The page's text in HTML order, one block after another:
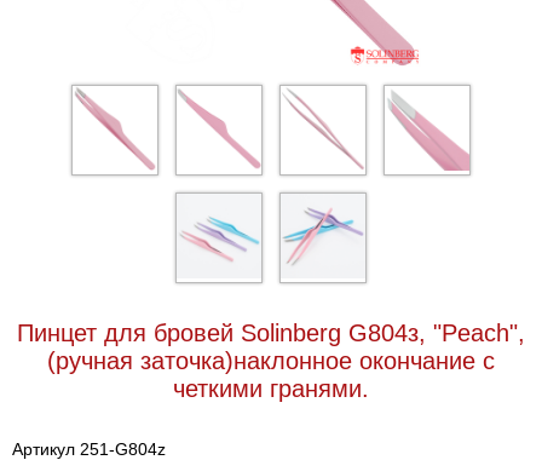
Пинцет для бровей Solinberg G804з, "Peach",
(ручная заточка)наклонное окончание с
четкими гранями.
Артикул 251-G804z